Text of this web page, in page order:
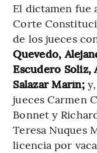
El dictamen fue
Corte
de los jueces
Quevedo,
Escudero Soliz,
Salazar Marín;y,
jueces Carmen
Bonnet y
Teresa Nuques
licencia por